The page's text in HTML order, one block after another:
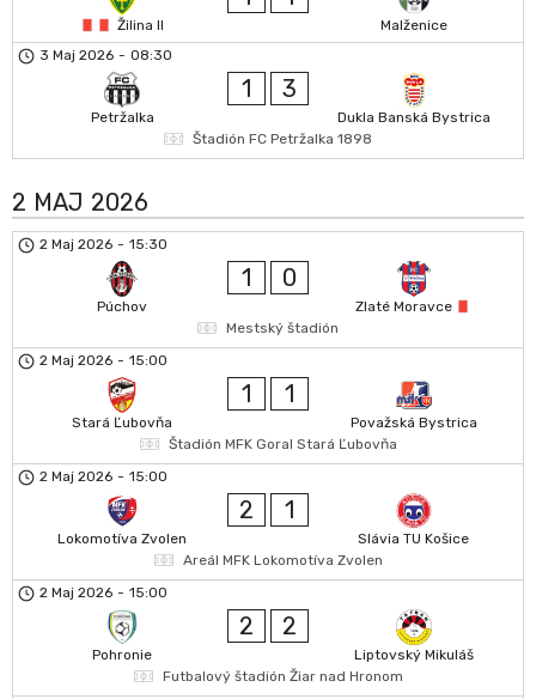
Žilina II
Malženice
3 Maj 2026 - 08:30
Petržalka
1 3
Dukla Banská Bystrica
Štadión FC Petržalka 1898
2 MAJ 2026
2 Maj 2026 - 15:30
Púchov
1 0
Zlaté Moravce
Mestský štadión
2 Maj 2026 - 15:00
Stará Ľubovňa
1 1
Považská Bystrica
Štadión MFK Goral Stará Ľubovňa
2 Maj 2026 - 15:00
Lokomotíva Zvolen
2 1
Slávia TU Košice
Areál MFK Lokomotíva Zvolen
2 Maj 2026 - 15:00
Pohronie
2 2
Liptovský Mikuláš
Futbalový štadión Žiar nad Hronom